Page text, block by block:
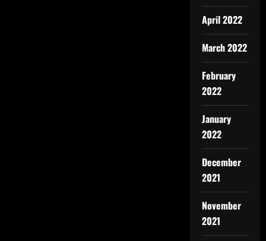
April 2022
March 2022
February
2022
January
2022
December
2021
November
2021